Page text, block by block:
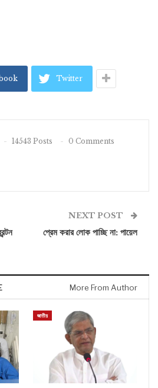
Twitter
14543 Posts 0 Comments
NEXT POST
প্রেম করার লোক পাচ্ছি না: পায়েল
More From Author
জাতীয়